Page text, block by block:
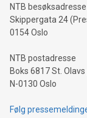
NTB besøksadresse
Skippergata 24
0154 Oslo
NTB postadresse
Boks 6817 St. Olavs
N-0130 Oslo
Følg